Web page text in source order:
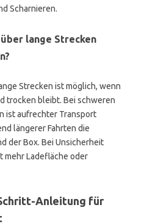
Scharnieren.
lange Strecken
Strecken ist möglich, wenn
trocken bleibt. Bei schweren
ist aufrechter Transport
längerer Fahrten die
der Box. Bei Unsicherheit
mehr Ladefläche oder
Anleitung für